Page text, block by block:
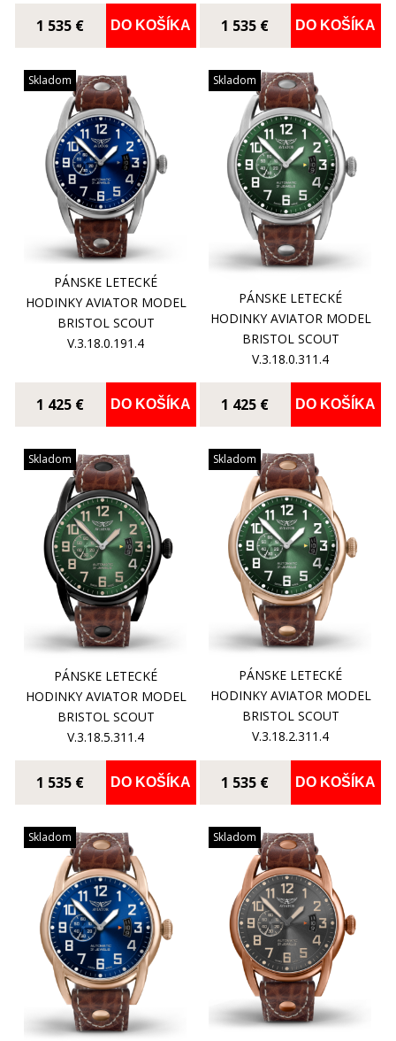
1 535 € DO KOŠÍKA 1 535 € DO KOŠÍKA
Skladom
PÁNSKE LETECKÉ
HODINKY AVIATOR MODEL
BRISTOL SCOUT
V.3.18.0.191.4
1 425 € DO KOŠÍKA
Skladom
PÁNSKE LETECKÉ
HODINKY AVIATOR MODEL
BRISTOL SCOUT
V.3.18.0.311.4
1 425 € DO KOŠÍKA
Skladom
PÁNSKE LETECKÉ
HODINKY AVIATOR MODEL
BRISTOL SCOUT
V.3.18.5.311.4
1 535 € DO KOŠÍKA
Skladom
PÁNSKE LETECKÉ
HODINKY AVIATOR MODEL
BRISTOL SCOUT
V.3.18.2.311.4
1 535 € DO KOŠÍKA
Skladom Skladom